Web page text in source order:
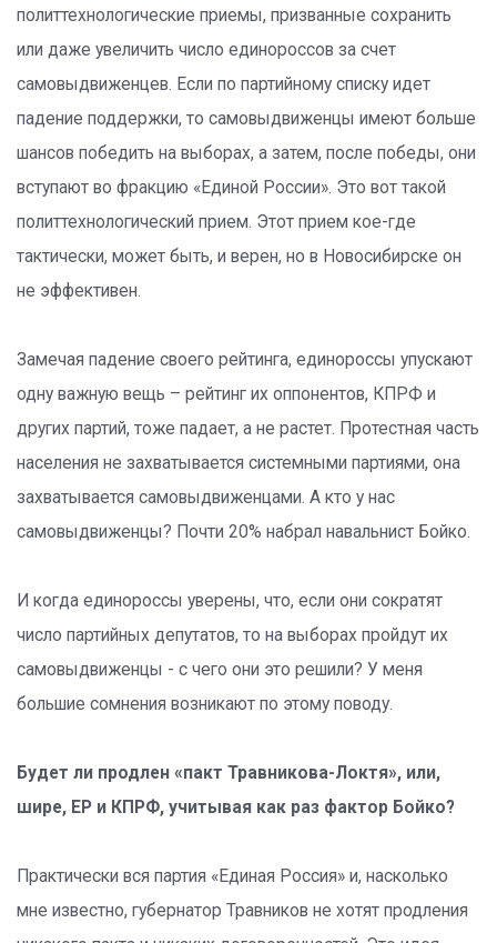
политтехнологические приемы, призванные сохранить
или даже увеличить число единороссов за счет
самовыдвиженцев. Если по партийному списку идет
падение поддержки, то самовыдвиженцы имеют больше
шансов победить на выборах, а затем, после победы, они
вступают во фракцию «Единой России». Это вот такой
политтехнологический прием. Этот прием кое-где
тактически, может быть, и верен, но в Новосибирске он
не эффективен.
Замечая падение своего рейтинга, единороссы упускают
одну важную вещь – рейтинг их оппонентов, КПРФ и
других партий, тоже падает, а не растет. Протестная часть
населения не захватывается системными партиями, она
захватывается самовыдвиженцами. А кто у нас
самовыдвиженцы? Почти 20% набрал навальнист Бойко.
И когда единороссы уверены, что, если они сократят
число партийных депутатов, то на выборах пройдут их
самовыдвиженцы - с чего они это решили? У меня
большие сомнения возникают по этому поводу.
Будет ли продлен «пакт Травникова-Локтя», или,
шире, ЕР и КПРФ, учитывая как раз фактор Бойко?
Практически вся партия «Единая Россия» и, насколько
мне известно, губернатор Травников не хотят продления